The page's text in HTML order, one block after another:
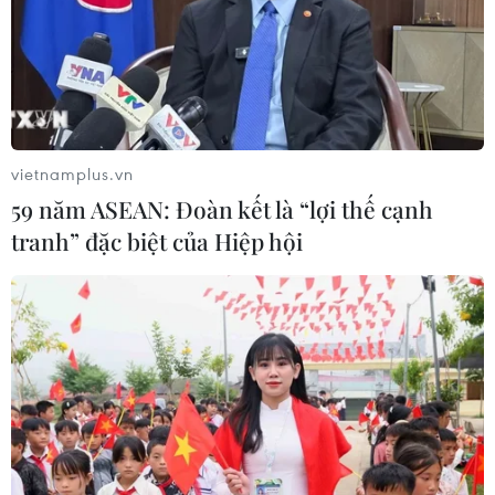
động cho nhà phát triển
06/08/2026 06:40
Doanh thu AI của Microsoft phụ
thuộc phần lớn vào đối tác OpenAI
Tây Ninh: Tạo điều kiện hình thành
doanh nghiệp công nghệ chiến lược
06/08/2026 04:45
Việt Nam hướng tới làm
chủ 10 công nghệ lõi vào năm 2030
vietnamplus.vn
59 năm ASEAN: Đoàn kết là “lợi thế cạnh
tranh” đặc biệt của Hiệp hội